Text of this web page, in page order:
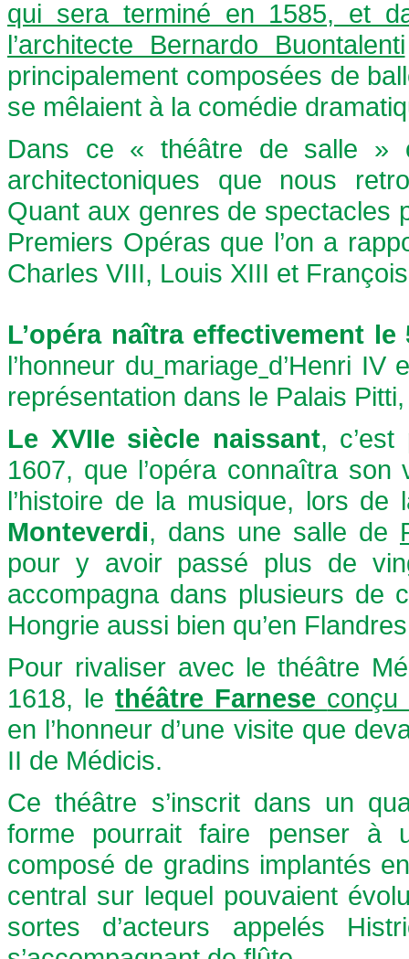
qui sera terminé en 1585, et
l’architecte Bernardo Buontalenti
principalement composées de
se mêlaient à la comédie
Dans ce « théâtre de salle »
architectoniques que nous
Quant aux genres de spectacles
Premiers Opéras que l’on a
Charles VIII, Louis XIII et
L’opéra naîtra effectivement le
l’honneur du mariage d’Henri IV
représentation dans le Palais
Le XVIIe siècle naissant, c’est
1607, que l’opéra connaîtra
l’histoire de la musique, lors de
Monteverdi, dans une salle de
pour y avoir passé plus de
accompagna dans plusieurs de
Hongrie aussi bien qu’en
Pour rivaliser avec le théâtre
1618, lethéâtre Farnese conçu
en l’honneur d’une visite que
II de Médicis.
Ce théâtre s’inscrit dans un
forme pourrait faire penser à
composé de gradins implantés
central sur lequel pouvaient
sortes d’acteurs appelés